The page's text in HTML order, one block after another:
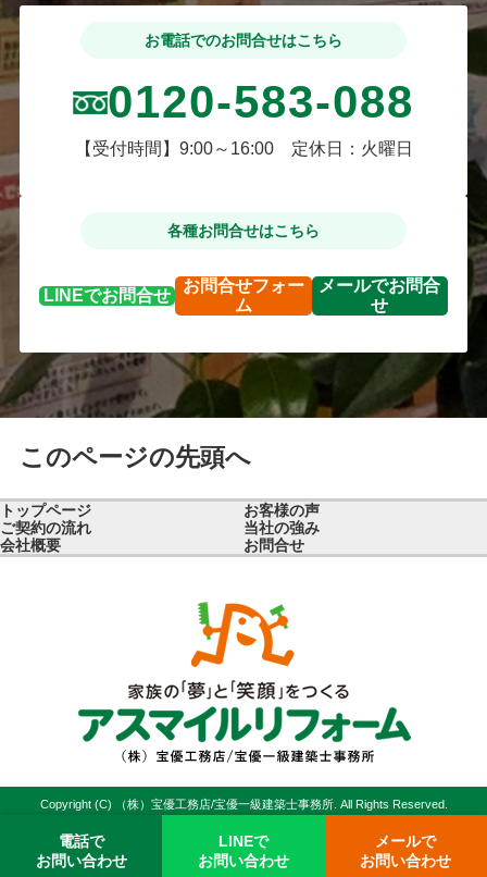
お電話でのお問合せはこちら
0120-583-088
【受付時間】9:00～16:00 定休日：火曜日
各種お問合せはこちら
LINEでお問合せ
お問合せフォー
ム
メールでお問合
せ
このページの先頭へ
トップページ
お客様の声
ご契約の流れ
当社の強み
会社概要
お問合せ
Copyright (C) （株）宝優工務店/宝優一級建築士事務所. All Rights Reserved.
電話で
お問い合わせ
LINEで
お問い合わせ
メールで
お問い合わせ